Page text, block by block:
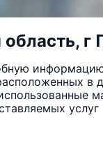
г
в
услуг